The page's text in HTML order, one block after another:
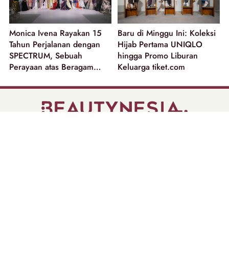
Monica Ivena Rayakan 15
Tahun Perjalanan dengan
SPECTRUM, Sebuah
Perayaan atas Beragam
Baru di Minggu Ini: Koleksi
Hijab Pertama UNIQLO
hingga Promo Liburan
Keluarga tiket.com